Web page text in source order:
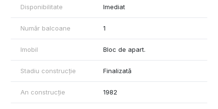
Disponibilitate Imediat
Număr balcoane 1
Imobil Bloc de apart.
Stadiu construcție Finalizată
An construcție 1982